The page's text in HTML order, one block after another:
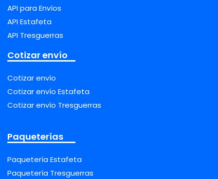
API para Envíos
API Estafeta
API Tresguerras
Cotizar envío
Cotizar envío
Cotizar envío Estafeta
Cotizar envío Tresguerras
Paqueterías
Paquetería Estafeta
Paquetería Tresguerras